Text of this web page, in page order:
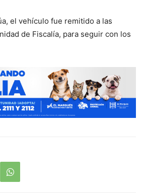
el vehículo fue remitido a las
de Fiscalía, para seguir con los